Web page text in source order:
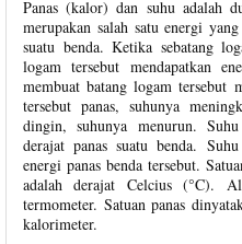
Panas (kalor) dan suhu adalah
merupakan salah satu energi
suatu benda. Ketika sebatang
logam tersebut mendapatkan
membuat batang logam tersebut
tersebut panas, suhunya
dingin, suhunya menurun.
derajat panas suatu benda.
energi panas benda tersebut.
adalah derajat Celcius (°C).
termometer. Satuan panas
kalorimeter.